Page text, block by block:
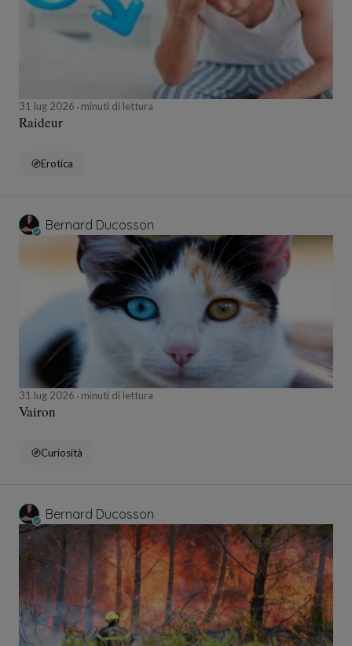
31 lug 2026 minuti di lettura
Raideur
Erotica
Bernard Ducosson
31 lug 2026 minuti di lettura
Vairon
Curiosità
Bernard Ducosson